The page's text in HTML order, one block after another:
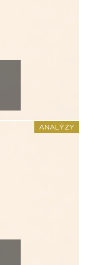
ANALÝZY